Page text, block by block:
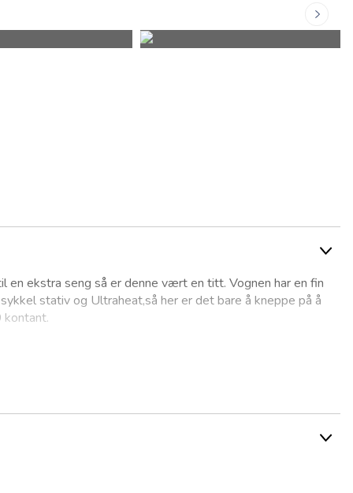
ekstra seng så er denne vært en titt. Vognen har en fin
stativ og Ultraheat,så her er det bare å kneppe på å
kontant.